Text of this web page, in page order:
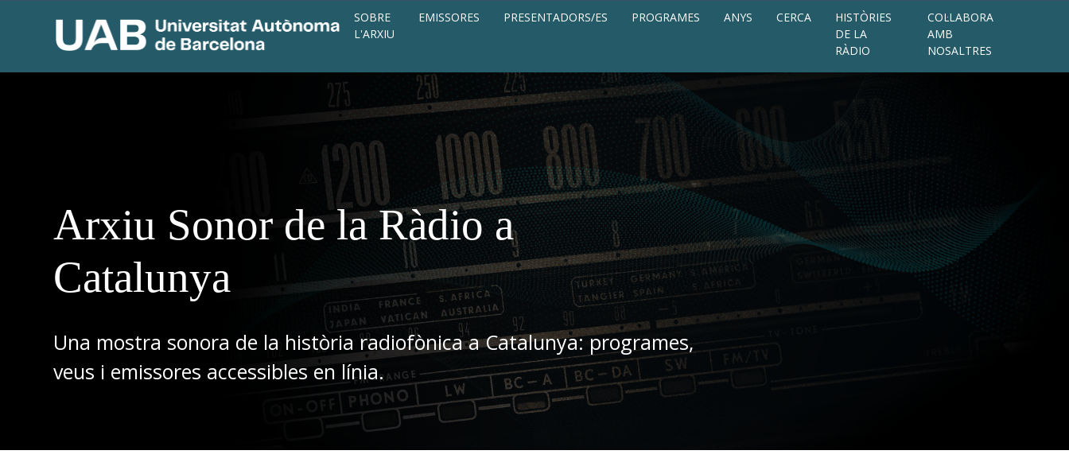
SOBRE
L'ARXIU
EMISSORES PRESENTADORS/ES PROGRAMES ANYS CERCA
HISTÒRIES
DE LA
RÀDIO
COL·LABORA
AMB
NOSALTRES
Arxiu Sonor de la Ràdio a
Catalunya
Una mostra sonora de la història radiofònica a Catalunya: programes,
veus i emissores accessibles en línia.